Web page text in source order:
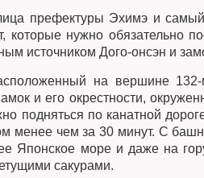
префектуры Эхимэ и
которые нужно обязательно
источником Дого-онсэн и
на вершине 132-
и его окрестности,
подняться по канатной
менее чем за 30 минут. С
Японское море и даже на
сакурами.